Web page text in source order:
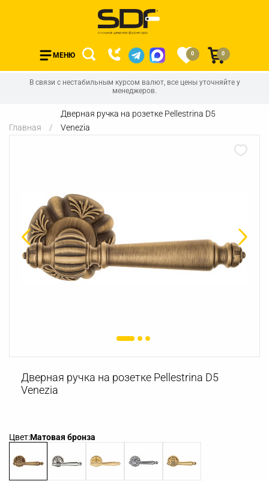
МЕНЮ 0 0
В связи с нестабильным курсом валют, все цены уточняйте у
менеджеров.
Главная
Дверная ручка на розетке Pellestrina D5
Venezia
Дверная ручка на розетке Pellestrina D5
Venezia
Цвет:Матовая бронза